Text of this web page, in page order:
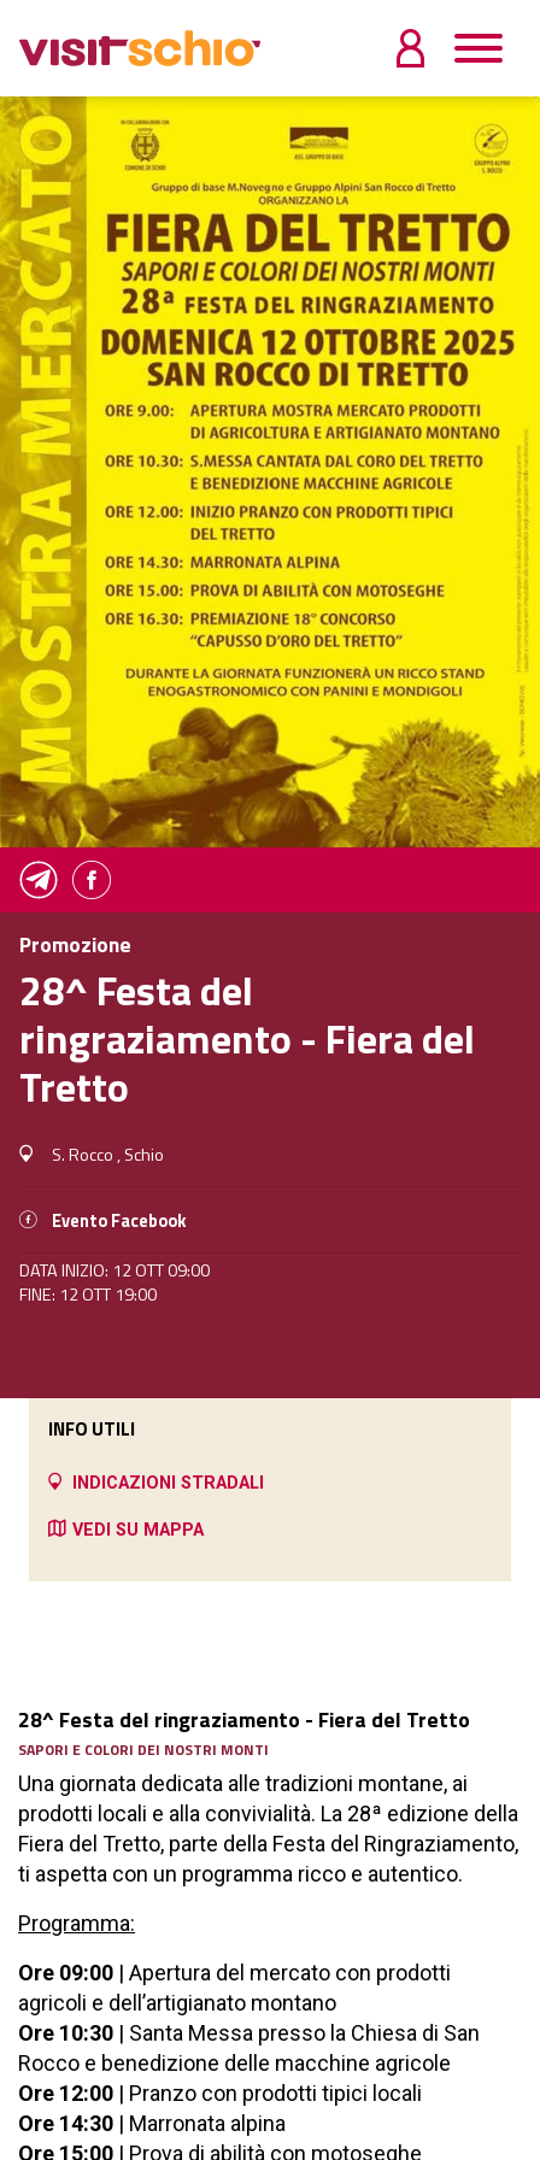
Promozione
28^ Festa del
ringraziamento - Fiera del
Tretto
S. Rocco , Schio
Evento Facebook
DATA INIZIO: 12 OTT 09:00
FINE: 12 OTT 19:00
28^ Festa del ringraziamento - Fiera del Tretto
SAPORI E COLORI DEI NOSTRI MONTI
Una giornata dedicata alle tradizioni montane, ai
prodotti locali e alla convivialità. La 28ª edizione della
Fiera del Tretto, parte della Festa del Ringraziamento,
ti aspetta con un programma ricco e autentico.
Programma:
Ore 09:00 | Apertura del mercato con prodotti
agricoli e dell’artigianato montano
Ore 10:30 | Santa Messa presso la Chiesa di San
Rocco e benedizione delle macchine agricole
Ore 12:00 | Pranzo con prodotti tipici locali
Ore 14:30 | Marronata alpina
Ore 15:00 | Prova di abilità con motoseghe
INFO UTILI
INDICAZIONI STRADALI
VEDI SU MAPPA